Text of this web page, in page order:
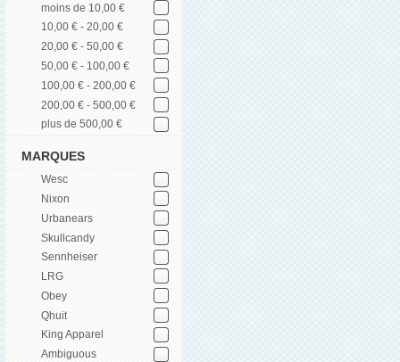
moins de 10,00 €
10,00 € - 20,00 €
20,00 € - 50,00 €
50,00 € - 100,00 €
100,00 € - 200,00 €
200,00 € - 500,00 €
plus de 500,00 €
MARQUES
Wesc
Nixon
Urbanears
Skullcandy
Sennheiser
LRG
Obey
Qhuit
King Apparel
Ambiguous